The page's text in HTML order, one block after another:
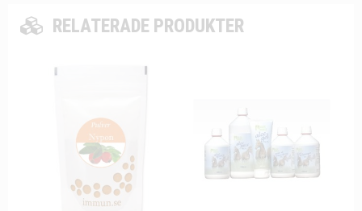
RELATERADE PRODUKTER